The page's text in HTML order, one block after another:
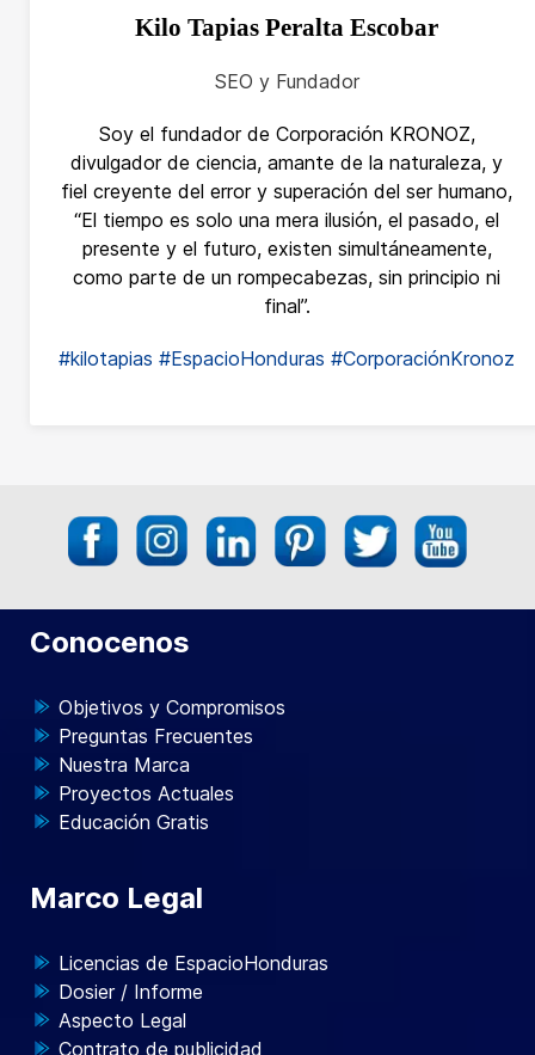
Kilo Tapias Peralta Escobar
SEO y Fundador
Soy el fundador de Corporación KRONOZ,
divulgador de ciencia, amante de la naturaleza, y
fiel creyente del error y superación del ser humano,
“El tiempo es solo una mera ilusión, el pasado, el
presente y el futuro, existen simultáneamente,
como parte de un rompecabezas, sin principio ni
final”.
#kilotapias #EspacioHonduras #CorporaciónKronoz
Conocenos
Objetivos y Compromisos
Preguntas Frecuentes
Nuestra Marca
Proyectos Actuales
Educación Gratis
Marco Legal
Licencias de EspacioHonduras
Dosier / Informe
Aspecto Legal
Contrato de publicidad